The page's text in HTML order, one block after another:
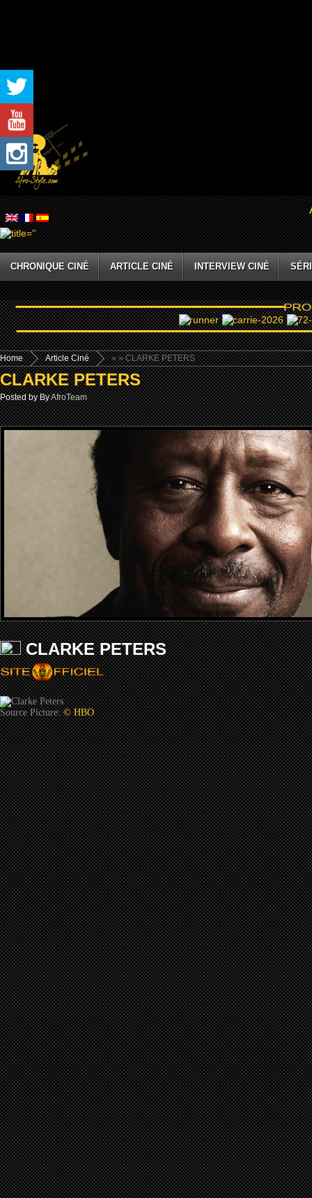
CHRONIQUE CINÉ ARTICLE CINÉ INTERVIEW CINÉ
Home »
Article Ciné » CLARKE PETERS
CLARKE PETERS
Posted by ByAfroTeam
CLARKE PETERS
Source Picture:© HBO